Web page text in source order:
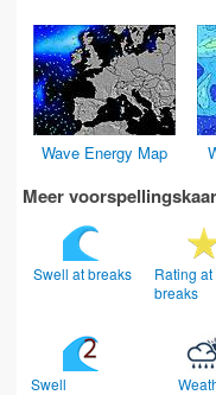
Wave Energy Map
Meer
Swell at breaks
Rating at
breaks
Swell